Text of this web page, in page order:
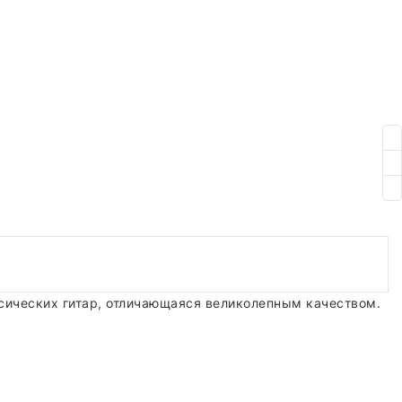
гитар, отличающаяся великолепным качеством.